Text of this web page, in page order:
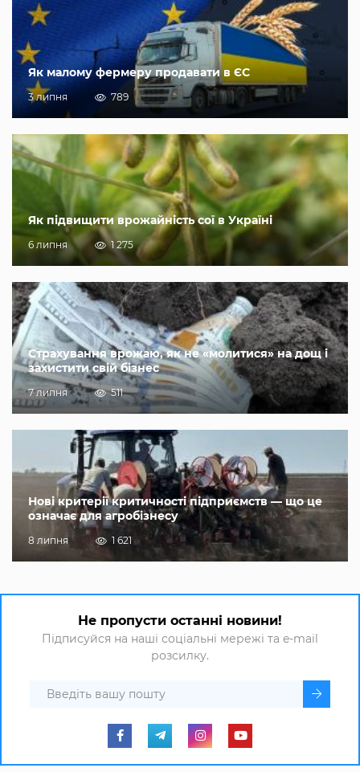
Як малому фермеру продавати в ЄС
3 липня 789
Як підвищити врожайність сої в Україні
6 липня 1 275
Страхування врожаю, як не «молитися» на дощ і
захистити свій бізнес
7 липня 511
Нові критерії критичності підприємств — що це
означає для агробізнесу
8 липня 1 621
Не пропусти останні новини!
Підписуйся на наші соціальні мережі та e-mail
розсилку.